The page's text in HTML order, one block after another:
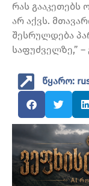
რას გააკეთებს
არ აქვს.
შესრულდება
საფუძველზე,” –
წყარო: